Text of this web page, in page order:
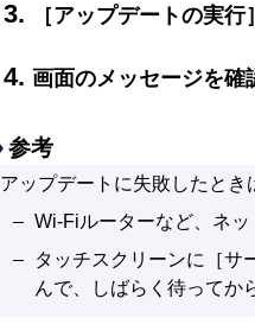
［アップデートの実行
画面のメッセージを確
参考
アップデートに失敗したとき
Wi-Fiルーターなど、ネッ
タッチスクリーンに［サ
んで、しばらく待ってか